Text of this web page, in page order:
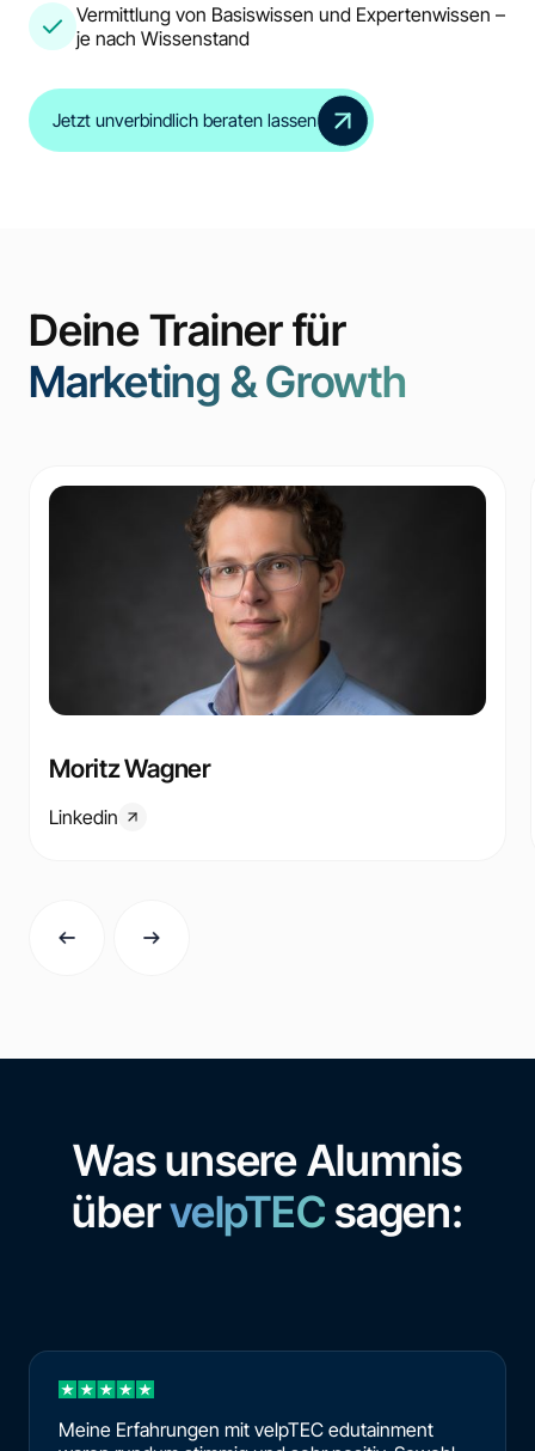
Vermittlung von Basiswissen und Expertenwissen –
je nach Wissenstand
Jetzt unverbindlich beraten lassen
Deine Trainer für
Marketing & Growth
Moritz Wagner
Linkedin
Was unsere Alumnis
übervelpTEC sagen:
Meine Erfahrungen mit velpTEC edutainment